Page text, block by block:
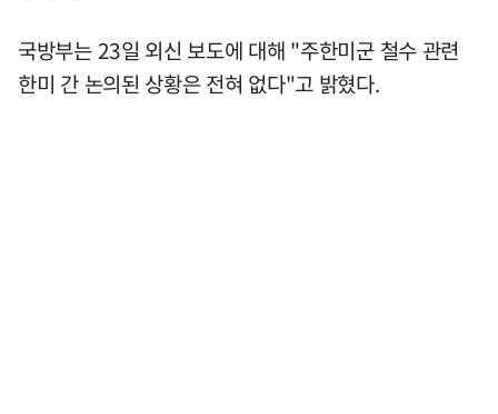
국방부는 23일 외신 보도에 대해 "주한미군 철수 관련
한미 간 논의된 상황은 전혀 없다"고 밝혔다.